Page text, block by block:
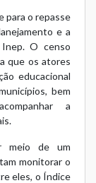
para o repasse
e a
Inep. O censo
que os atores
educacional
bem
a
meio de um
monitorar o
eles, o Índice